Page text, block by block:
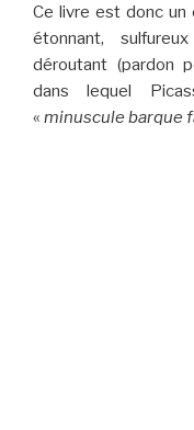
Ce livre est donc un
étonnant,
déroutant (pardon
dans lequel
« minuscule barque